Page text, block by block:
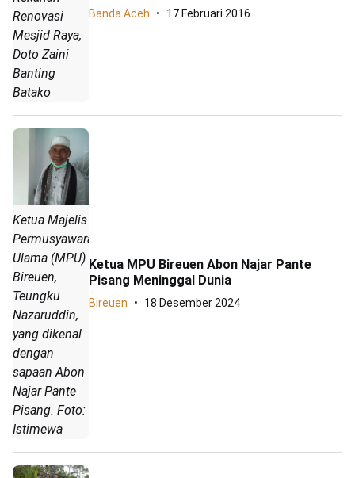
Renovasi
Mesjid Raya,
Doto Zaini
Banting
Batako
Banda Aceh 17 Februari 2016
Ketua Majelis
Permusyawaratan
Ulama (MPU)
Bireuen,
Teungku
Nazaruddin,
yang dikenal
dengan
sapaan Abon
Najar Pante
Pisang. Foto:
Istimewa
Ketua MPU Bireuen Abon Najar Pante
Pisang Meninggal Dunia
Bireuen 18 Desember 2024